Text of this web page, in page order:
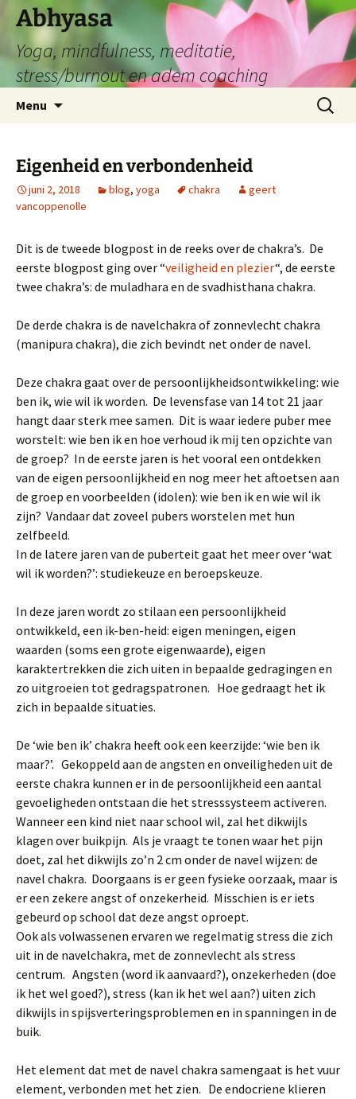
Abhyasa
Yoga, mindfulness, meditatie,
stress/burnout en adem coaching
Menu
inhoud
Zoeken
naar:
Eigenheid en verbondenheid
juni 2, 2018 blog, yoga chakra
geert
vancoppenolle
Dit is de tweede blogpost in de reeks over de chakra’s. De
eerste blogpost ging over “veiligheid en plezier“, de eerste
twee chakra’s: de muladhara en de svadhisthana chakra.
De derde chakra is de navelchakra of zonnevlecht chakra
(manipura chakra), die zich bevindt net onder de navel.
Deze chakra gaat over de persoonlijkheidsontwikkeling: wie
ben ik, wie wil ik worden. De levensfase van 14 tot 21 jaar
hangt daar sterk mee samen. Dit is waar iedere puber mee
worstelt: wie ben ik en hoe verhoud ik mij ten opzichte van
de groep? In de eerste jaren is het vooral een ontdekken
van de eigen persoonlijkheid en nog meer het aftoetsen aan
de groep en voorbeelden (idolen): wie ben ik en wie wil ik
zijn? Vandaar dat zoveel pubers worstelen met hun
zelfbeeld.
In de latere jaren van de puberteit gaat het meer over ‘wat
wil ik worden?’: studiekeuze en beroepskeuze.
In deze jaren wordt zo stilaan een persoonlijkheid
ontwikkeld, een ik-ben-heid: eigen meningen, eigen
waarden (soms een grote eigenwaarde), eigen
karaktertrekken die zich uiten in bepaalde gedragingen en
zo uitgroeien tot gedragspatronen. Hoe gedraagt het ik
zich in bepaalde situaties.
De ‘wie ben ik’ chakra heeft ook een keerzijde: ‘wie ben ik
maar?’. Gekoppeld aan de angsten en onveiligheden uit de
eerste chakra kunnen er in de persoonlijkheid een aantal
gevoeligheden ontstaan die het stresssysteem activeren.
Wanneer een kind niet naar school wil, zal het dikwijls
klagen over buikpijn. Als je vraagt te tonen waar het pijn
doet, zal het dikwijls zo’n 2 cm onder de navel wijzen: de
navel chakra. Doorgaans is er geen fysieke oorzaak, maar is
er een zekere angst of onzekerheid. Misschien is er iets
gebeurd op school dat deze angst oproept.
Ook als volwassenen ervaren we regelmatig stress die zich
uit in de navelchakra, met de zonnevlecht als stress
centrum. Angsten (word ik aanvaard?), onzekerheden (doe
ik het wel goed?), stress (kan ik het wel aan?) uiten zich
dikwijls in spijsverteringsproblemen en in spanningen in de
buik.
Het element dat met de navel chakra samengaat is het vuur
element, verbonden met het zien. De endocriene klieren